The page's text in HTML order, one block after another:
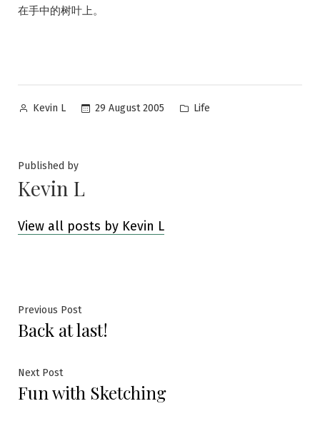
在手中的树叶上。
Posted
Kevin L 29 August 2005
Posted
Life
Published by
Kevin L
View all posts by Kevin L
Post
navigation
Previous PostPrevious
post:
Back at last!
Next PostNext
post:
Fun with Sketching